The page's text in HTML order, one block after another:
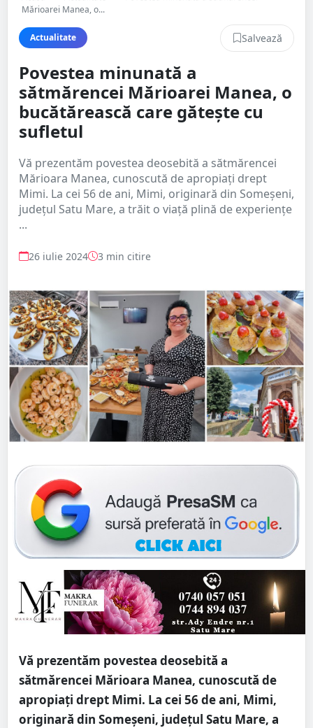
Mărioarei Manea, o...
Actualitate Salvează
Povestea minunată a
sătmărencei Mărioarei Manea, o
bucătărească care gătește cu
sufletul
Vă prezentăm povestea deosebită a sătmărencei
Mărioara Manea, cunoscută de apropiați drept
Mimi. La cei 56 de ani, Mimi, originară din Someșeni,
județul Satu Mare, a trăit o viață plină de experiențe
...
26 iulie 2024 3 min citire
Vă prezentăm povestea deosebită a
sătmărencei Mărioara Manea, cunoscută de
apropiați drept Mimi. La cei 56 de ani, Mimi,
originară din Someșeni, județul Satu Mare, a